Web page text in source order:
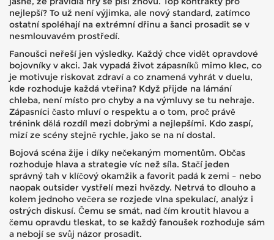
nejlepší? To už není výjimka, ale nový standard, zatímco
ostatní spoléhají na extrémní dřinu a šanci prosadit se v
nesmlouvavém prostředí.
Fanoušci neřeší jen výsledky. Každý chce vidět opravdové
bojovníky v akci. Jak vypadá život zápasníků mimo klec, co
je motivuje riskovat zdraví a co znamená vyhrát v duelu,
kde rozhoduje každá vteřina? Když přijde na lámání
chleba, není místo pro chyby a na výmluvy se tu nehraje.
Zápasníci často mluví o respektu a o tom, proč právě
trénink dělá rozdíl mezi dobrými a nejlepšími. Kdo zaspí,
mizí ze scény stejně rychle, jako se na ní dostal.
Bojová scéna žije i díky nečekaným momentům. Občas
rozhoduje hlava a strategie víc než síla. Stačí jeden
správný tah v klíčový okamžik a favorit padá k zemi – nebo
naopak outsider vystřelí mezi hvězdy. Netrvá to dlouho a
kolem jednoho večera se rozjede vlna spekulací, analýz i
ostrých diskusí. Čemu se smát, nad čím kroutit hlavou a
čemu opravdu tleskat, to se každý fanoušek rozhoduje sám
a nebojí se svůj názor prosadit.